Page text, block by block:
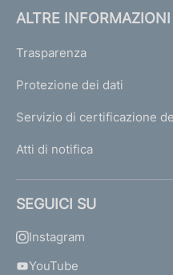
ALTRE INFORMAZIONI
Trasparenza
Protezione dei dati
Servizio di certificazione
Atti di notifica
SEGUICI SU
Instagram
YouTube